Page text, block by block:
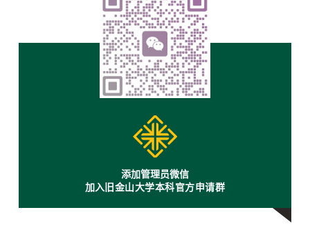
添加管理员微信
加入旧金山大学本科官方申请群